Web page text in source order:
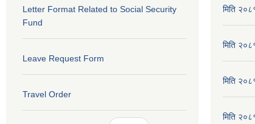
Letter Format Related to Social Security
Fund
Leave Request Form
Travel Order
मिति
मिति
मिति
मिति